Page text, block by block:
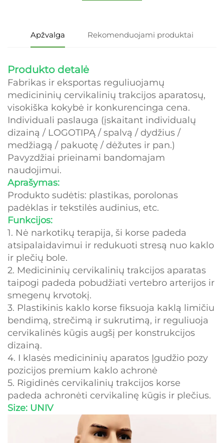
Apžvalga Rekomenduojami produktai
Produkto detalė
Fabrikas ir eksportas reguliuojamų
medicininių cervikalinių trakcijos aparatosų,
visokiška kokybė ir konkurencinga cena.
Individuali paslauga (įskaitant individualų
dizainą / LOGOTIPĄ / spalvą / dydžius /
medžiagą / pakuotę / dėžutes ir pan.)
Pavyzdžiai prieinami bandomajam
naudojimui.
Aprašymas:
Produkto sudėtis: plastikas, porolonas
padėklas ir tekstilės audinius, etc.
Funkcijos:
1. Nė narkotikų terapija, ši korse padeda
atsipalaidavimui ir redukuoti stresą nuo kaklo
ir plečių bole.
2. Medicininių cervikalinių trakcijos aparatas
taipogi padeda pobudžiati vertebro arterijos ir
smegenų krvotokį.
3. Plastikinis kaklo korse fiksuoja kaklą limičiu
bendimą, strečimą ir sukrutimą, ir reguliuoja
cervikalinės kūgis augšį per konstrukcijos
dizainą.
4. I klasės medicininių aparatos Įgudžio pozy
pozicijos premium kaklo achronė
5. Rigidinės cervikalinių trakcijos korse
padeda achronėti cervikalinę kūgis ir plečius.
Size: UNIV